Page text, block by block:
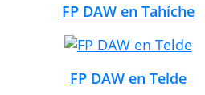
FP DAW en Tahíche
FP DAW en Telde